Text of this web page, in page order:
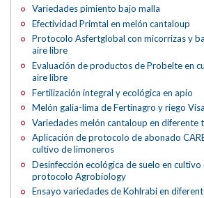
Variedades pimiento bajo malla
Efectividad Primtal en melón cantaloup
Protocolo Asfertglobal con micorrizas y
aire libre
Evaluación de productos de Probelte en
aire libre
Fertilización integral y ecológica en apio
Melón galia-lima de Fertinagro y riego
Variedades melón cantaloup en diferente
Aplicación de protocolo de abonado
cultivo de limoneros
Desinfección ecológica de suelo en cultivo
protocolo Agrobiology
Ensayo variedades de Kohlrabi en